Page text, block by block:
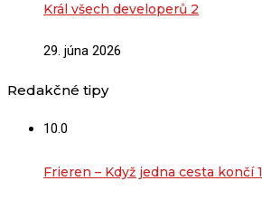
Král všech developerů 2
29. júna 2026
Redakčné tipy
10.0
Frieren – Když jedna cesta končí 1